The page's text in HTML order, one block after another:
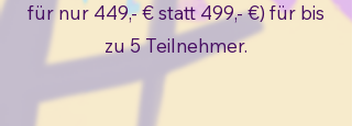
für nur 449,- € statt 499,- €) für bis
zu 5 Teilnehmer.